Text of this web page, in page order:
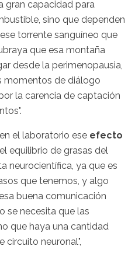
gran capacidad para
sino que dependen
torrente sanguíneo que
que esa montaña
desde la perimenopausia,
momentos de diálogo
la carencia de captación
el laboratorio ese efecto
el equilibrio de grasas del
neurocientífica, ya que es
que tenemos, y algo
buena comunicación
se necesita que las
que haya una cantidad
circuito neuronal",